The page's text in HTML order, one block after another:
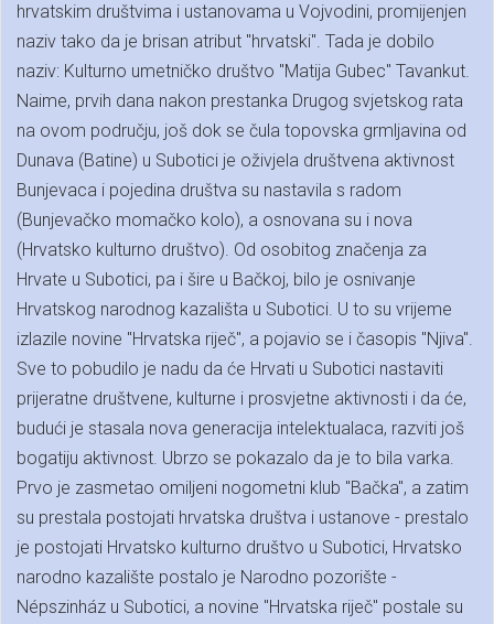
hrvatskim društvima i ustanovama u Vojvodini, promijenjen
naziv tako da je brisan atribut "hrvatski". Tada je dobilo
naziv: Kulturno umetničko društvo "Matija Gubec" Tavankut.
Naime, prvih dana nakon prestanka Drugog svjetskog rata
na ovom području, još dok se čula topovska grmljavina od
Dunava (Batine) u Subotici je oživjela društvena aktivnost
Bunjevaca i pojedina društva su nastavila s radom
(Bunjevačko momačko kolo), a osnovana su i nova
(Hrvatsko kulturno društvo). Od osobitog značenja za
Hrvate u Subotici, pa i šire u Bačkoj, bilo je osnivanje
Hrvatskog narodnog kazališta u Subotici. U to su vrijeme
izlazile novine "Hrvatska riječ", a pojavio se i časopis "Njiva".
Sve to pobudilo je nadu da će Hrvati u Subotici nastaviti
prijeratne društvene, kulturne i prosvjetne aktivnosti i da će,
budući je stasala nova generacija intelektualaca, razviti još
bogatiju aktivnost. Ubrzo se pokazalo da je to bila varka.
Prvo je zasmetao omiljeni nogometni klub "Bačka", a zatim
su prestala postojati hrvatska društva i ustanove - prestalo
je postojati Hrvatsko kulturno društvo u Subotici, Hrvatsko
narodno kazalište postalo je Narodno pozorište -
Népszinház u Subotici, a novine "Hrvatska riječ" postale su